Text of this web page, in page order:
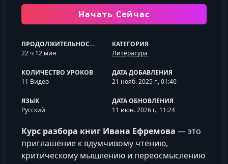
Начать Сейчас
ПРОДОЛЖИТЕЛЬНОСТЬ
22 ч 12 мин
КАТЕГОРИЯ
Литература
КОЛИЧЕСТВО УРОКОВ
11 Видео
ДАТА ДОБАВЛЕНИЯ
21 нояб. 2025 г., 01:40
ЯЗЫК
Русский
ДАТА ОБНОВЛЕНИЯ
11 июн. 2026 г., 11:24
Курс разбора книг Ивана Ефремова — это
приглашение к вдумчивому чтению,
критическому мышлению и переосмыслению